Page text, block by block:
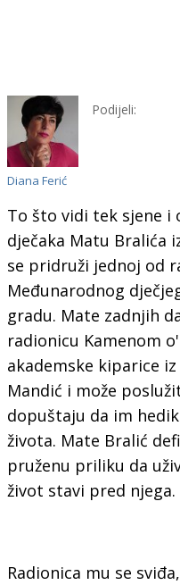
Diana Ferić
Podijeli:
To što vidi tek sjene i
dječaka Matu Bralića
se pridruži jednoj od
Međunarodnog
gradu. Mate zadnjih
radionicu Kamenom
akademske kiparice
Mandić i može
dopuštaju da im
života. Mate Bralić
pruženu priliku da
život stavi pred njega.
Radionica mu se